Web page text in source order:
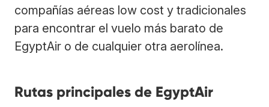
compañías aéreas low cost y tradicionales
para encontrar el vuelo más barato de
EgyptAir o de cualquier otra aerolínea.
Rutas principales de EgyptAir